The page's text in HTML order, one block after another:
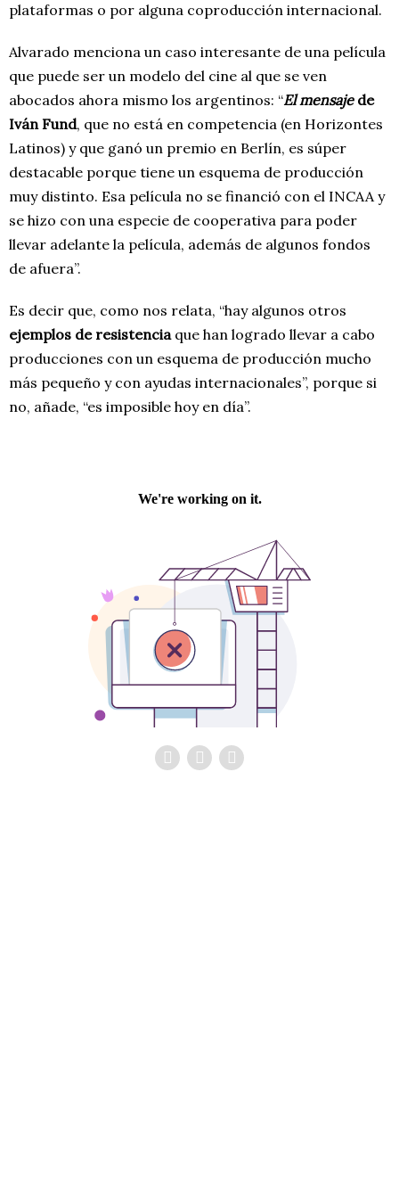
plataformas o por alguna coproducción internacional.
Alvarado menciona un caso interesante de una película
que puede ser un modelo del cine al que se ven
abocados ahora mismo los argentinos: “El mensajede
Iván Fund, que no está en competencia (en Horizontes
Latinos) y que ganó un premio en Berlín, es súper
destacable porque tiene un esquema de producción
muy distinto. Esa película no se financió con el INCAA y
se hizo con una especie de cooperativa para poder
llevar adelante la película, además de algunos fondos
de afuera”.
Es decir que, como nos relata, “hay algunos otros
ejemplos de resistenciaque han logrado llevar a cabo
producciones con un esquema de producción mucho
más pequeño y con ayudas internacionales”, porque si
no, añade, “es imposible hoy en día”.